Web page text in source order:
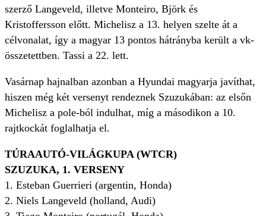
szerző Langeveld, illetve Monteiro, Björk és
Kristoffersson előtt. Michelisz a 13. helyen szelte át a
célvonalat, így a magyar 13 pontos hátrányba került a vk-
összetettben. Tassi a 22. lett.
Vasárnap hajnalban azonban a Hyundai magyarja javíthat,
hiszen még két versenyt rendeznek Szuzukában: az elsőn
Michelisz a pole-ból indulhat, míg a másodikon a 10.
rajtkockát foglalhatja el.
TÚRAAUTÓ-VILÁGKUPA (WTCR)
SZUZUKA, 1. VERSENY
1. Esteban Guerrieri (argentin, Honda)
2. Niels Langeveld (holland, Audi)